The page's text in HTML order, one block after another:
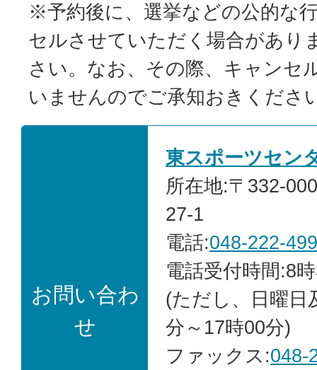
※予約後に、選挙などの公的な
セルさせていただく場合があり
さい。なお、その際、キャンセ
いませんのでご承知おきくださ
お問い合わ
せ
東スポーツセン
所在地:〒332-
27-1
電話:048-222-
電話受付時間:8
(ただし、日曜日
分～17時00分)
ファックス:048-